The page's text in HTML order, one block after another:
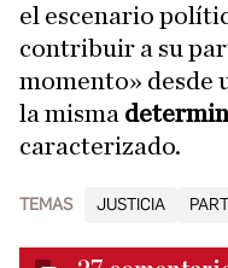
el escenario
contribuir a su
momento» desde
la misma
caracterizado.
TEMAS JUSTICIA